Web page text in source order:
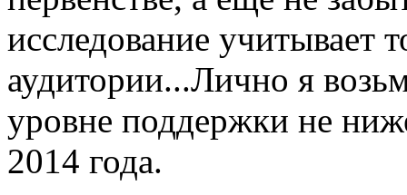
исследование учитывает
аудитории...Лично я
уровне поддержки не
2014 года.